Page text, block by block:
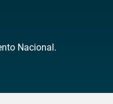
Nacional.